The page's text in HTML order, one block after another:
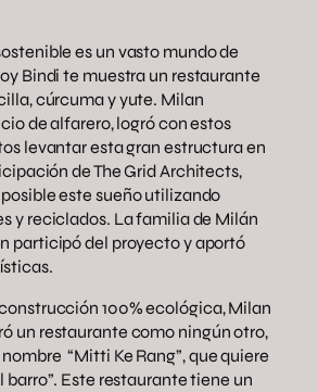
es un vasto mundo de
Bindi te muestra un restaurante
cúrcuma y yute. Milan
de alfarero, logró con estos
levantar esta gran estructura en
de The Grid Architects,
este sueño utilizando
y reciclados. La familia de Milán
participó del proyecto y aportó
100% ecológica, Milan
un restaurante como ningún otro,
“Mitti Ke Rang”, que quiere
barro”. Este restaurante tiene un